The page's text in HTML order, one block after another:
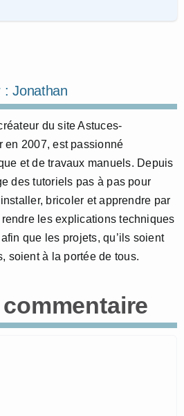
:Jonathan
du site Astuces-
en 2007, est passionné
et de travaux manuels. Depuis
des tutoriels pas à pas pour
bricoler et apprendre par
les explications techniques
que les projets, qu’ils soient
soient à la portée de tous.